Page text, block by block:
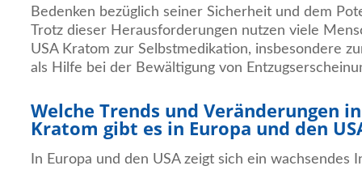
Bedenken bezüglich seiner Sicherheit und dem
Trotz dieser Herausforderungen nutzen viele
USA Kratom zur Selbstmedikation, insbesondere
als Hilfe bei der Bewältigung von
Welche Trends und Veränderungen
Kratom gibt es in Europa und den
In Europa und den USA zeigt sich ein wachsendes